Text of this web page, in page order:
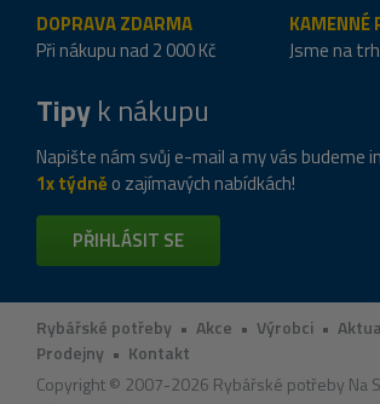
DOPRAVA ZDARMA
Při nákupu nad 2 000 Kč
KAMENNÉ
Jsme na
Tipyk nákupu
Napište nám svůj e-mail a my vás budeme
1x týdně o zajímavých nabídkách!
PŘIHLÁSIT SE
Rybářské potřeby • Akce • Výrobci •
Prodejny • Kontakt
Copyright © 2007-2026 Rybářské potřeby Na